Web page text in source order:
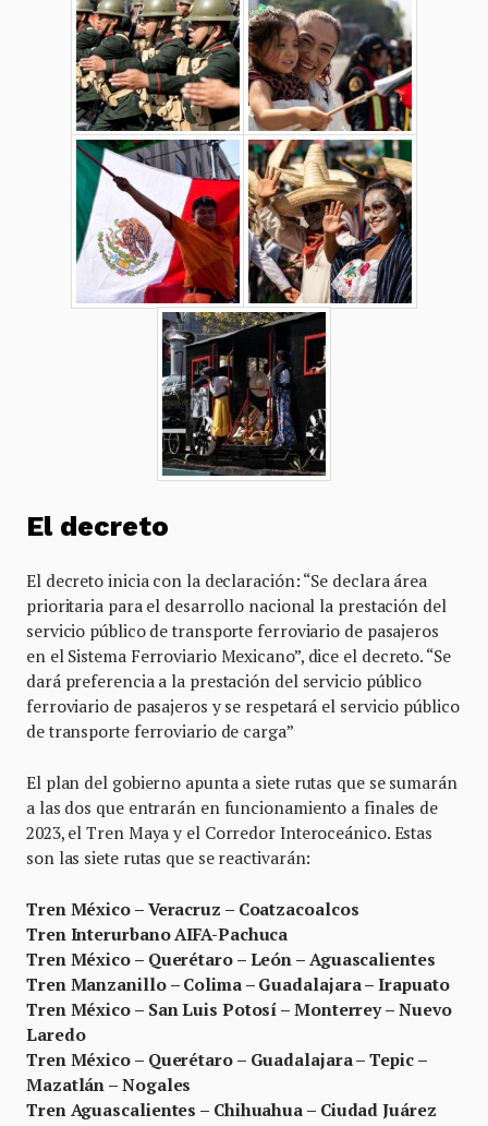
El decreto
El decreto inicia con la declaración: “Se declara área
prioritaria para el desarrollo nacional la prestación del
servicio público de transporte ferroviario de pasajeros
en el Sistema Ferroviario Mexicano”, dice el decreto. “Se
dará preferencia a la prestación del servicio público
ferroviario de pasajeros y se respetará el servicio público
de transporte ferroviario de carga”
El plan del gobierno apunta a siete rutas que se sumarán
a las dos que entrarán en funcionamiento a finales de
2023, el Tren Maya y el Corredor Interoceánico. Estas
son las siete rutas que se reactivarán:
Tren México – Veracruz – Coatzacoalcos
Tren Interurbano AIFA-Pachuca
Tren México – Querétaro – León – Aguascalientes
Tren Manzanillo – Colima – Guadalajara – Irapuato
Tren México – San Luis Potosí – Monterrey – Nuevo
Laredo
Tren México – Querétaro – Guadalajara – Tepic –
Mazatlán – Nogales
Tren Aguascalientes – Chihuahua – Ciudad Juárez